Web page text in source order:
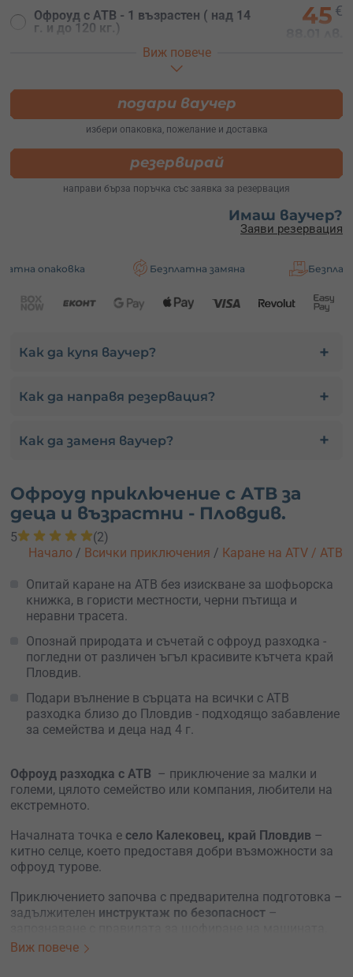
Офроуд с АТВ - 1 възрастен ( над 14
г. и до 120 кг.)
45 €
Семеен офроуд с 3 АТВ - 2-ма
възрастни+1 дете (4-9 г.)
Семеен офроуд с 3 АТВ - 2-ма
възрастни+1 дете (10-13 г.)
Виж повече
подари ваучер
избери опаковка, пожелание и доставка
резервирай
направи бърза поръчка със заявка за резервация
Имаш ваучер?
Заяви резервация
Безплатна замяна Безплатна доставка
Как да купя ваучер?
Как да направя резервация?
Как да заменя ваучер?
Офроуд приключение с АТВ за
деца и възрастни - Пловдив.
5
(2)
Начало / Всички приключения / Каране на ATV / АТВ
Опитай каране на АТВ без изискване за шофьорска
книжка, в гористи местности, черни пътища и
неравни трасета.
Опознай природата и съчетай с офроуд разходка -
погледни от различен ъгъл красивите кътчета край
Пловдив.
Подари вълнение в сърцата на всички с АТВ
разходка близо до Пловдив - подходящо забавление
за семейства и деца над 4 г.
Офроуд разходка с АТВ – приключение за малки и
големи, цялото семейство или компания, любители на
екстремното.
Началната точка е село Калековец, край Пловдив –
китно селце, което предоставя добри възможности за
офроуд турове.
Приключението започва с предварителна подготовка –
задължителен инструктаж по безопасност –
специфичните особености при управлението на АТВ-то,
Виж повече